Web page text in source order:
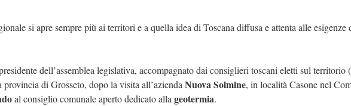
si apre sempre più ai territori e a quella idea di Toscana diffusa e attenta alle esigenze
dell’assemblea legislativa, accompagnato dai consiglieri toscani eletti sul territorio (
di Grosseto, dopo la visita all’azienda Nuova Solmine, in località Casone nel
al consiglio comunale aperto dedicato alla geotermia.